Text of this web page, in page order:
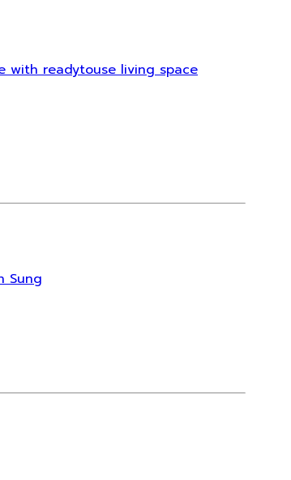
with readytouse living space
Sung